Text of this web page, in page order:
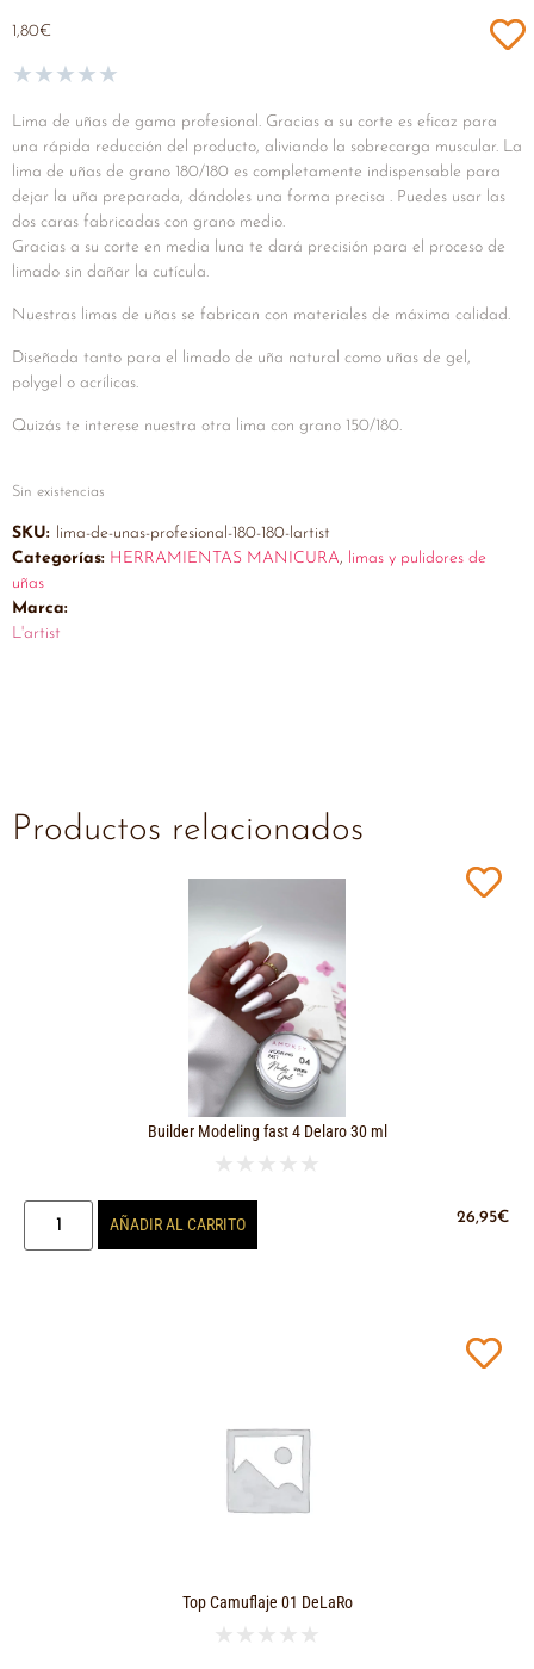
1,80€
★★★★★
Lima de uñas de gama profesional. Gracias a su corte es eficaz para
una rápida reducción del producto, aliviando la sobrecarga muscular. La
lima de uñas de grano 180/180 es completamente indispensable para
dejar la uña preparada, dándoles una forma precisa . Puedes usar las
dos caras fabricadas con grano medio.
Gracias a su corte en media luna te dará precisión para el proceso de
limado sin dañar la cutícula.
Nuestras limas de uñas se fabrican con materiales de máxima calidad.
Diseñada tanto para el limado de uña natural como uñas de gel,
polygel o acrílicas.
Quizás te interese nuestra otra lima con grano 150/180.
Sin existencias
SKU: lima-de-unas-profesional-180-180-lartist
Categorías: HERRAMIENTAS MANICURA, limas y pulidores de
uñas
Marca:
L'artist
Productos relacionados
Builder Modeling fast 4 Delaro 30 ml
★ ★ ★ ★ ★
26,95€
AÑADIR AL CARRITO
Top Camuflaje 01 DeLaRo
★ ★ ★ ★ ★